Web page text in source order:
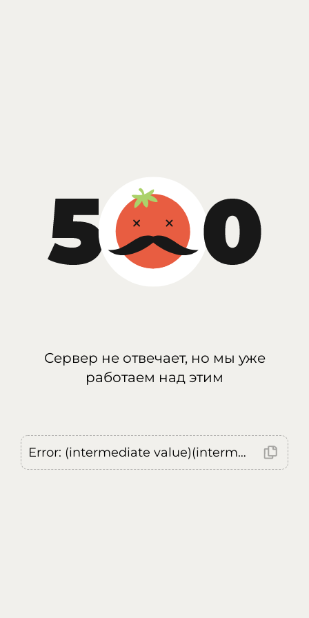
Сервер не отвечает, но мы уже
работаем над этим
Error: (intermediate value)(intermediate value)(intermediate value).replaceAll is not a function